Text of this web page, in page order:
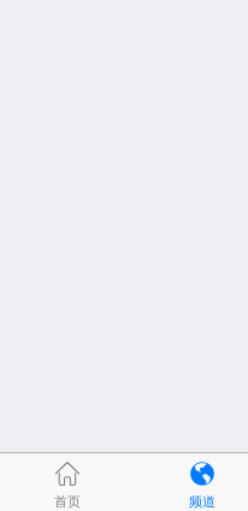
首页 频道